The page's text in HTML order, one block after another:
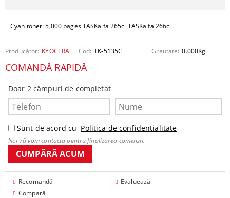
Cyan toner: 5,000 pages TASKalfa 265ci TASKalfa 266ci
Producător: KYOCERA Cod: TK-5135C Greutate: 0.000Kg
COMANDĂ RAPIDĂ
Doar 2 câmpuri de completat
Sunt de acord cu Politica de confidentialitate
Noi vă vom contacta pentru finalizarea comenzii.
Recomandă
Evaluează
Compară